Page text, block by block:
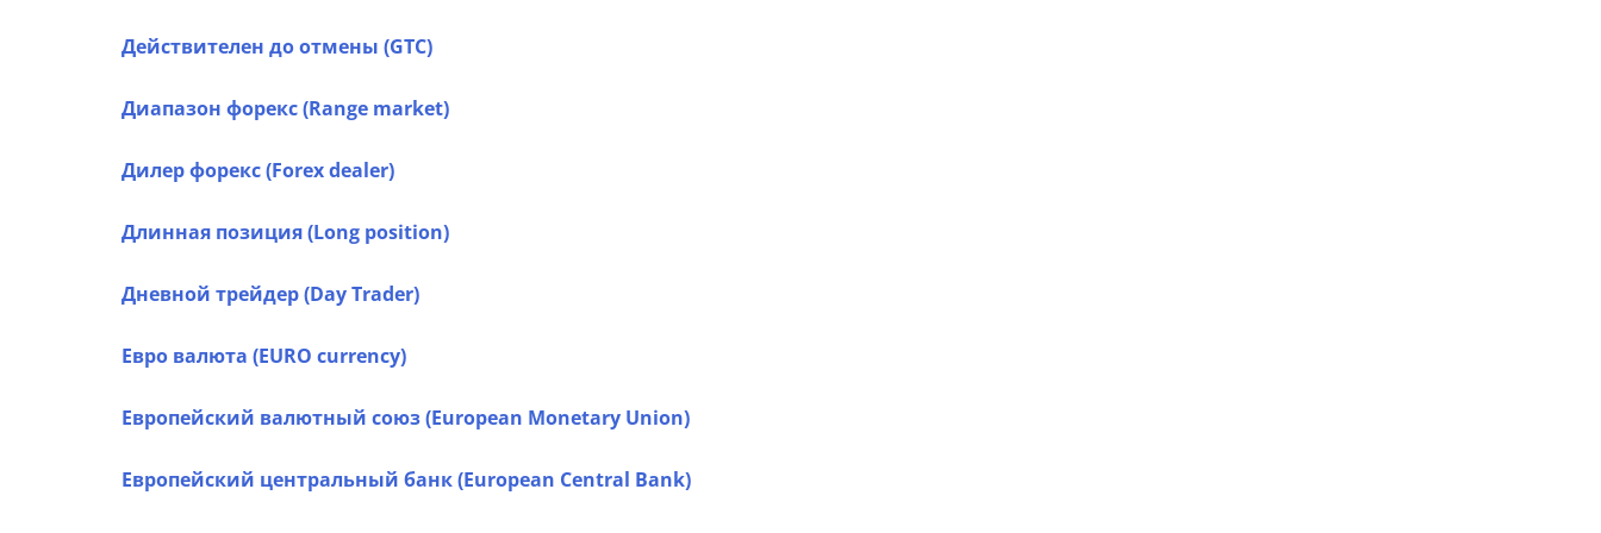
Действителен до отмены (GTC)
Диапазон форекс (Range market)
Дилер форекс (Forex dealer)
Длинная позиция (Long position)
Дневной трейдер (Day Trader)
Евро валюта (EURO currency)
Европейский валютный союз (European Monetary Union)
Европейский центральный банк (European Central Bank)